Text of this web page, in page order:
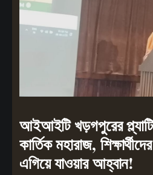
আইআইটি খড়গপুরের
কার্তিক মহারাজ,
এগিয়ে যাওয়ার আহ্বান!